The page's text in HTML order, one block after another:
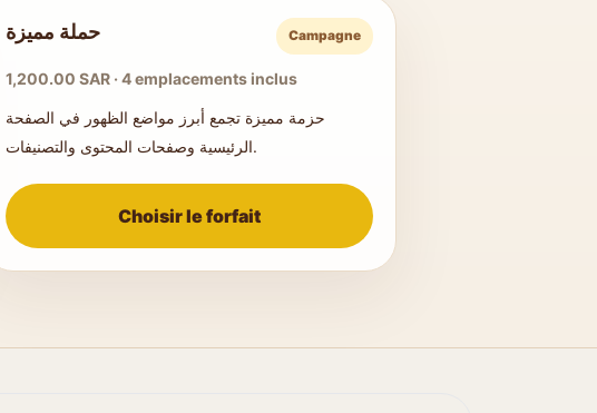
حملة مميزة Campagne
1,200.00 SAR · 4 emplacements inclus
حزمة مميزة تجمع أبرز مواضع الظهور في الصفحة
الرئيسية وصفحات المحتوى والتصنيفات.
Choisir le forfait